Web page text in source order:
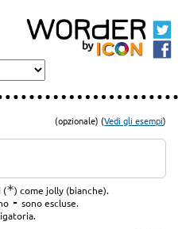
(opzionale) (Vedi gli esempi)
(*) come jolly (bianche).
- sono escluse.